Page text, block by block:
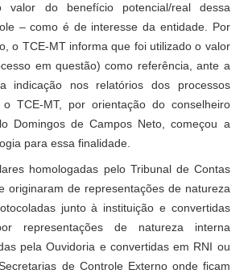
valor do benefício potencial/real dessa
– como é de interesse da entidade. Por
o TCE-MT informa que foi utilizado o valor
em questão) como referência, ante a
indicação nos relatórios dos processos
o TCE-MT, por orientação do conselheiro
Domingos de Campos Neto, começou a
para essa finalidade.
homologadas pelo Tribunal de Contas
originaram de representações de natureza
junto à instituição e convertidas
representações de natureza interna
pela Ouvidoria e convertidas em RNI ou
de Controle Externo onde ficam